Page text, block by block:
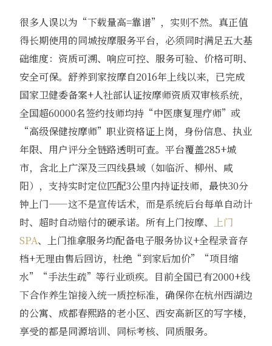
很多人误以为“下载量高=靠谱”，实则不然。真正值
得长期使用的同城按摩服务平台，必须同时满足五大基
础维度：资质可溯、响应可控、服务可验、价格可明、
安全可保。舒养到家按摩自2016年上线以来，已完成
国家卫健委备案+人社部认证按摩师资质双审核系统，
全国超60000名签约技师均持“中医康复理疗师”或
“高级保健按摩师”职业资格证上岗，身份信息、执业
年限、用户评分全链路透明可查。平台覆盖285+城
市，含北上广深及三四线县域（如临沂、柳州、咸
阳），支持实时定位匹配3公里内持证技师，最快30分
钟上门——这不是宣传话术，而是系统后台每单自动计
时、超时自动赔付的硬承诺。所有上门按摩、
上门
SPA、上门推拿服务均配备电子服务协议+全程录音存
档+无理由售后回访，杜绝“到家后加价”“项目缩
水”“手法生疏”等行业顽疾。目前全国已有2000+线
下合作养生馆接入统一质控标准，确保你在杭州西湖边
的公寓、成都春熙路的老小区、西安高新区的写字楼，
享受的都是同源培训、同标考核、同质服务。